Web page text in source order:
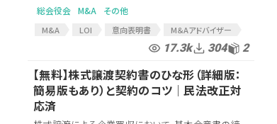
総会役会 M&A その他
M&A LOI 意向表明書
M＆Aアドバイザー
中間契約
MA契約
基本合意契約
基本合意契約書 民法改正
17.3k 304 2
【無料】株式譲渡契約書のひな形（詳細版：
簡易版もあり）と契約のコツ│民法改正対
応済